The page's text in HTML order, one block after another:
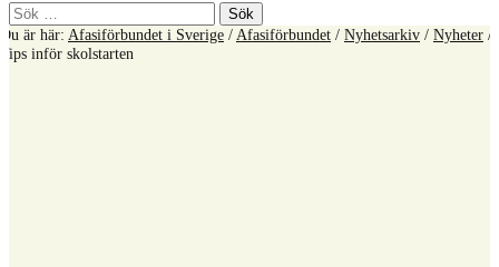
Sök
efter:
Du är här: Afasiförbundet i Sverige /Afasiförbundet / Nyhetsarkiv / Nyheter /
Tips inför skolstarten